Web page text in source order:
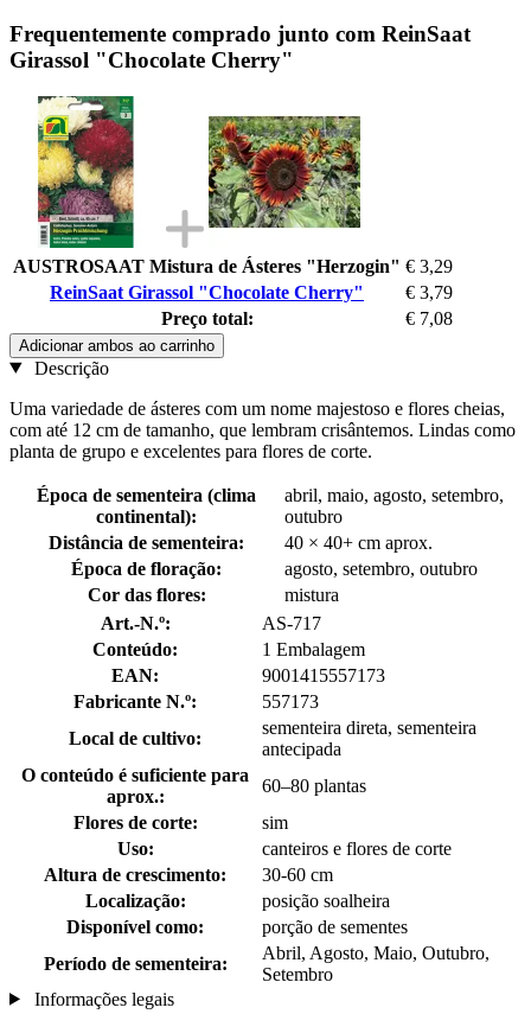
Frequentemente comprado junto com ReinSaat
Girassol "Chocolate Cherry"
AUSTROSAAT Mistura de Ásteres "Herzogin" € 3,29
ReinSaat Girassol "Chocolate Cherry"
€ 3,79
Preço total:
€ 7,08
Adicionar ambos ao carrinho
Descrição
Uma variedade de ásteres com um nome majestoso e flores cheias,
com até 12 cm de tamanho, que lembram crisântemos. Lindas como
planta de grupo e excelentes para flores de corte.
Época de sementeira (clima
continental):
abril, maio, agosto, setembro,
outubro
Distância de sementeira:
40 × 40+ cm aprox.
Época de floração:
agosto, setembro, outubro
Cor das flores:
mistura
Art.-N.º:
AS-717
Conteúdo:
1 Embalagem
EAN:
9001415557173
Fabricante N.º:
557173
Local de cultivo:
sementeira direta, sementeira
antecipada
O conteúdo é suficiente para
aprox.:
60–80 plantas
Flores de corte:
sim
Uso:
canteiros e flores de corte
Altura de crescimento:
30-60 cm
Localização:
posição soalheira
Disponível como:
porção de sementes
Período de sementeira:
Abril, Agosto, Maio, Outubro,
Setembro
Informações legais